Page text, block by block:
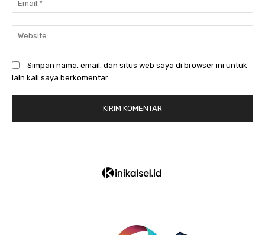
Simpan nama, email, dan situs web saya di browser ini untuk
lain kali saya berkomentar.